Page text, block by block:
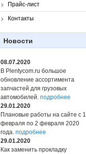
Прайс-лист
Контакты
Новости
08.07.2020
В Plentycom.ru большое
обновление ассортимента
запчастей для грузовых
автомобилей. подробнее
29.01.2020
Плановые работы на сайте с 1
февраля по 2 февраля 2020
года. подробнее
29.01.2020
Как заменить прокладку